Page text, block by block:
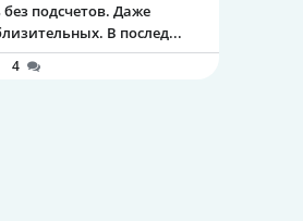
без подсчетов. Даже
В послед...
4